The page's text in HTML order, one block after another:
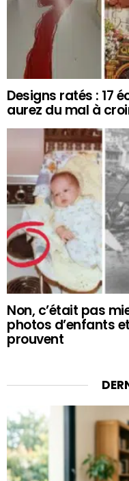
Designs ratés : 17
aurez du mal à
Non, c’était pas
photos d’enfants
prouvent